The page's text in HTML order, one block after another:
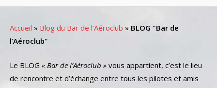
Accueil » Blog du Bar de l’Aéroclub » BLOG "Bar de
l’Aéroclub"
Le BLOG « Bar de l’Aéroclub » vous appartient, c’est le lieu
de rencontre et d’échange entre tous les pilotes et amis